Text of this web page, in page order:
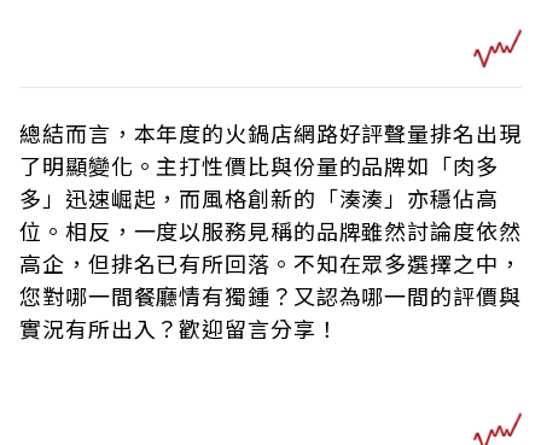
總結而言，本年度的火鍋店網路好評聲量排名出現
了明顯變化。主打性價比與份量的品牌如「肉多
多」迅速崛起，而風格創新的「湊湊」亦穩佔高
位。相反，一度以服務見稱的品牌雖然討論度依然
高企，但排名已有所回落。不知在眾多選擇之中，
您對哪一間餐廳情有獨鍾？又認為哪一間的評價與
實況有所出入？歡迎留言分享！